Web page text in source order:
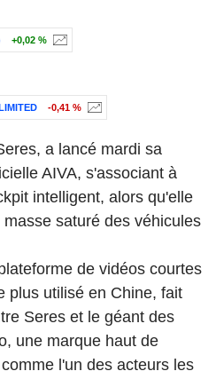
+0,02 %
-0,41 %
a lancé mardi sa
AIVA, s'associant à
intelligent, alors qu'elle
saturé des véhicules
de vidéos courtes
plus utilisé en Chine, fait
Seres et le géant des
une marque haut de
l'un des acteurs les